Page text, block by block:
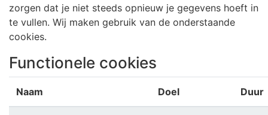
zorgen dat je niet steeds opnieuw je gegevens hoeft in
te vullen. Wij maken gebruik van de onderstaande
cookies.
Functionele cookies
Naam Doel Duur